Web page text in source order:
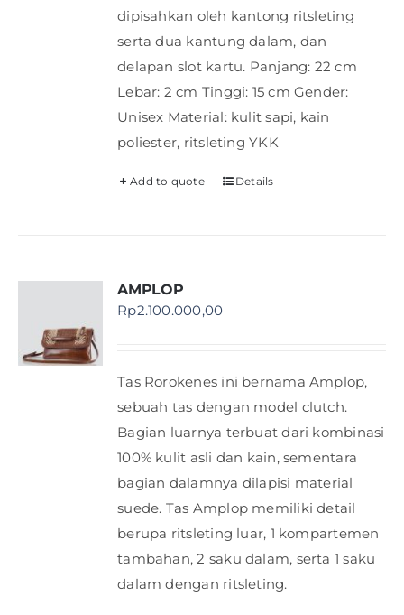
dipisahkan oleh kantong ritsleting
serta dua kantung dalam, dan
delapan slot kartu. Panjang: 22 cm
Lebar: 2 cm Tinggi: 15 cm Gender:
Unisex Material: kulit sapi, kain
poliester, ritsleting YKK
Add to quote Details
AMPLOP
Rp2.100.000,00
Tas Rorokenes ini bernama Amplop,
sebuah tas dengan model clutch.
Bagian luarnya terbuat dari kombinasi
100% kulit asli dan kain, sementara
bagian dalamnya dilapisi material
suede. Tas Amplop memiliki detail
berupa ritsleting luar, 1 kompartemen
tambahan, 2 saku dalam, serta 1 saku
dalam dengan ritsleting.